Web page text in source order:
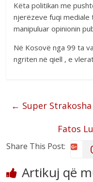
Këta politikan me
njerëzeve fuqi
manipuluar opinionin
Në Kosovë nga 99 ta
ngriten në qiell , e
← Super
Fatos
Share This Post:
Artikuj që